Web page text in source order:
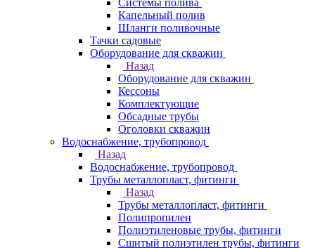
Системы полива
Капельный полив
Шланги поливочные
Тачки садовые
Оборудование для скважин
Назад
Оборудование для скважин
Кессоны
Комплектующие
Обсадные трубы
Оголовки скважин
Водоснабжение, трубопровод
Назад
Водоснабжение, трубопровод
Трубы металлопласт, фитинги
Назад
Трубы металлопласт, фитинги
Полипропилен
Полиэтиленовые трубы, фитинги
Сшитый полиэтилен трубы, фитинги